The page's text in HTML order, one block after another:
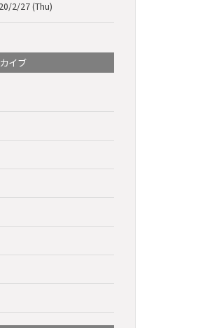
2/27 (Thu)
イブ